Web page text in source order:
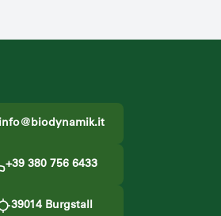
info@biodynamik.it
+39 380 756 6433
39014 Burgstall